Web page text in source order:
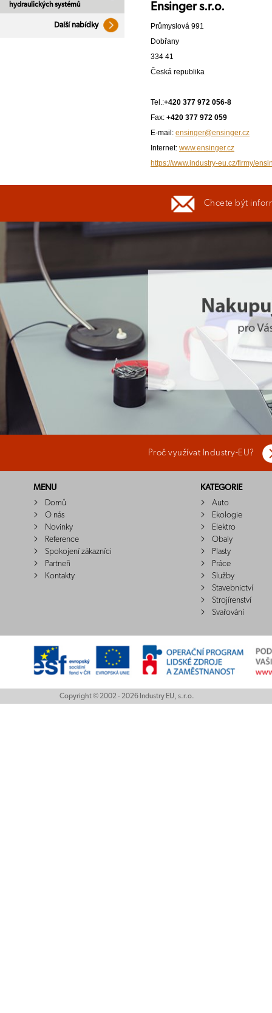
hydraulických systémů
Další nabídky
Ensinger s.r.o.
Průmyslová 991
Dobřany
334 41
Česká republika
Tel.:+420 377 972 056-8
Fax: +420 377 972 059
E-mail: ensinger@ensinger.cz
Internet: www.ensinger.cz
https://www.industry-eu.cz/firmy/
Chcete být
Proč využívat Industry-EU?
MENU
Domů
O nás
Novinky
Reference
Spokojení zákazníci
Partneři
Kontakty
KATEGORIE
Auto
Ekologie
Elektro
Obaly
Plasty
Práce
Služby
Stavebnictví
Strojírenství
Svařování
Copyright © 2002 - 2026 Industry EU, s.r.o.